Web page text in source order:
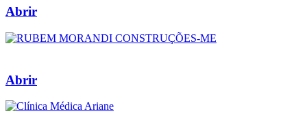
Abrir
Abrir